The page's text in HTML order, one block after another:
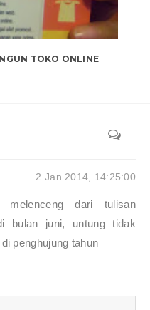
TOKO ONLINE
2 Jan 2014, 14:25:00
dari tulisan
bulan juni, untung tidak
penghujung tahun